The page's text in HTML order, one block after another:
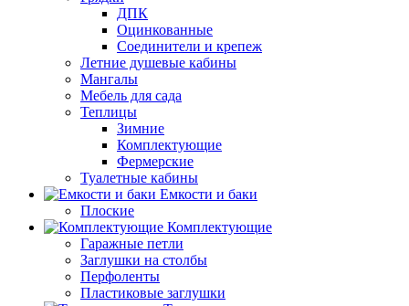
ДПК
Оцинкованные
Соединители и крепеж
Летние душевые кабины
Мангалы
Мебель для сада
Теплицы
Зимние
Комплектующие
Фермерские
Туалетные кабины
Емкости и баки
Плоские
Комплектующие
Гаражные петли
Заглушки на столбы
Перфоленты
Пластиковые заглушки